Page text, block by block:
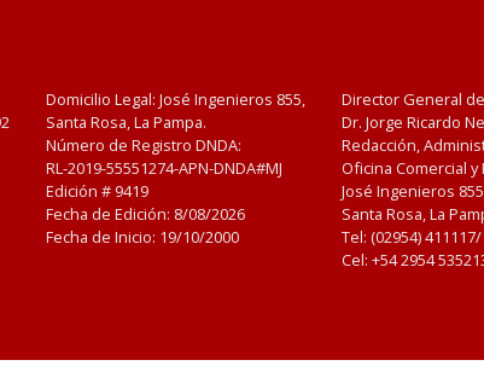
Domicilio Legal: José Ingenieros 855,
Santa Rosa, La Pampa.
Número de Registro DNDA:
RL-2019-55551274-APN-DNDA#MJ
Edición # 9419
Fecha de Edición: 8/08/2026
Fecha de Inicio: 19/10/2000
Director General
Dr. Jorge Ricardo
Redacción,
Oficina Comercial
José Ingenieros
Santa Rosa, La
Tel: (02954)
Cel: +54 2954